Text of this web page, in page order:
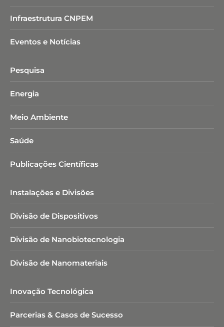
Infraestrutura CNPEM
Eventos e Notícias
Pesquisa
Energia
Meio Ambiente
Saúde
Publicações Científicas
Instalações e Divisões
Divisão de Dispositivos
Divisão de Nanobiotecnologia​
Divisão de Nanomateriais
Inovação Tecnológica
Parcerias & Casos de Sucesso